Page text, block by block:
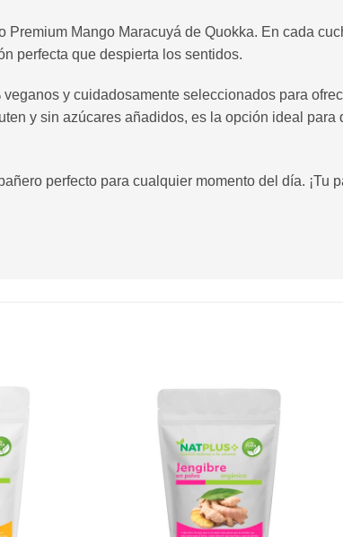
Mango Maracuyá de Quokka. En cada
perfecta que despierta los sentidos.
y cuidadosamente seleccionados para
y sin azúcares añadidos, es la opción ideal
perfecto para cualquier momento del día. ¡Tu